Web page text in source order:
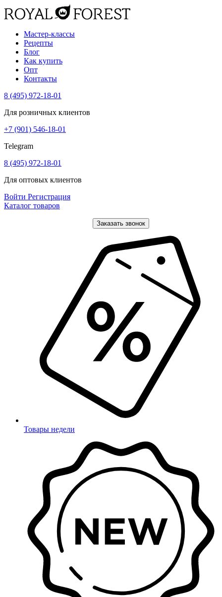
Мастер-классы
Рецепты
Блог
Как купить
Опт
Контакты
8 (495) 972-18-01
Для розничных клиентов
+7 (901) 546-18-01
Telegram
8 (495) 972-18-01
Для оптовых клиентов
Войти Регистрация
Каталог товаров
Заказать звонок
Товары недели